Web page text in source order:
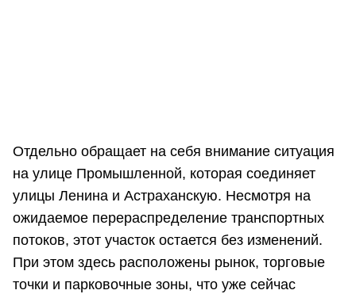
Отдельно обращает на себя внимание ситуация
на улице Промышленной, которая соединяет
улицы Ленина и Астраханскую. Несмотря на
ожидаемое перераспределение транспортных
потоков, этот участок остается без изменений.
При этом здесь расположены рынок, торговые
точки и парковочные зоны, что уже сейчас